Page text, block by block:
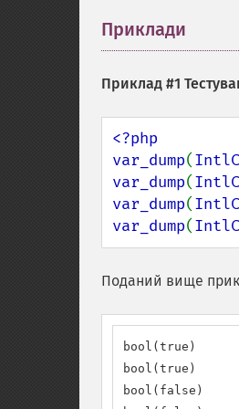
Приклади
Приклад #1
<?php
var_dump(
var_dump(
var_dump(
var_dump(
Поданий вище
bool(true)
bool(true)
bool(false)